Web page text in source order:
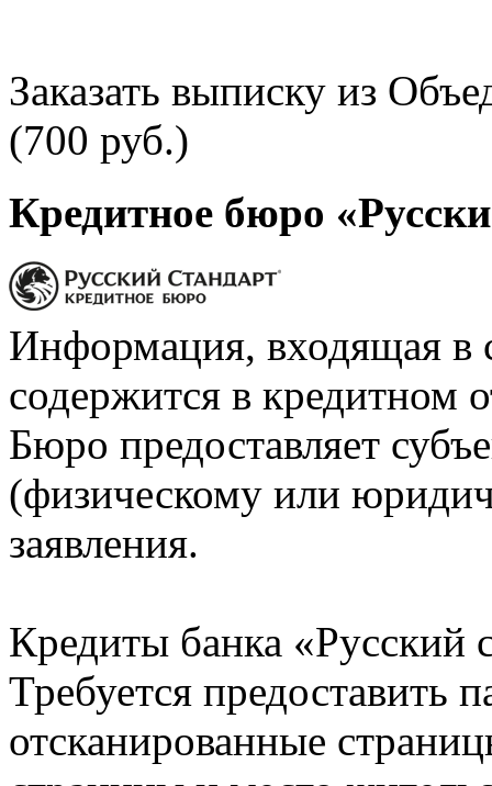
Заказать выписку из
(700 руб.)
Кредитное бюро
Информация, входящая в
содержится в кредитном
Бюро предоставляет
(физическому или
заявления.
Кредиты банка «Русский
Требуется предоставить
отсканированные